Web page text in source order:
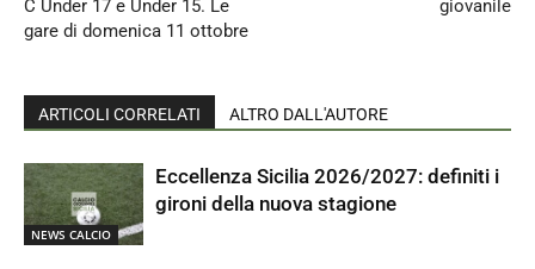
C Under 17 e Under 15. Le
gare di domenica 11 ottobre
giovanile
ARTICOLI CORRELATI ALTRO DALL'AUTORE
NEWS CALCIO
Eccellenza Sicilia 2026/2027: definiti i
gironi della nuova stagione